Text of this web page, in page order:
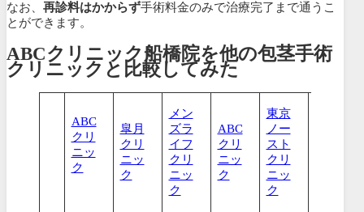
なお、 再診料はかからず手術料金のみで治療完了まで通うこ
とができます。
ABCクリニック船橋院を他の包茎手術
クリニックと比較してみた
ABC
クリ
ニッ
ク
皐月
クリ
ニッ
ク
メン
ズラ
イフ
クリ
ニッ
ク
ABC
クリ
ニッ
ク
東京
ノー
スト
クリ
ニッ
ク